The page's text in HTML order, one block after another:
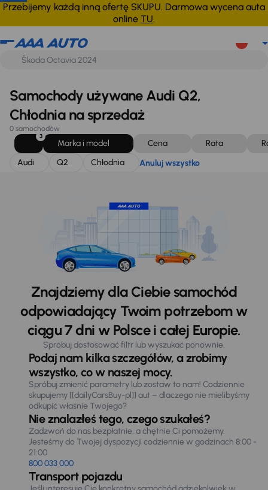
Przebijemy każdą inną ofertę SKUPU. Darmowa wycena auta
online TU.
Audi Q2 Chłodnia Anuluj wszystko
Samochody używane Audi Q2,
Chłodnia na sprzedaż
0 samochodów
3
Marka i model Cena Rata
Audi
Q2 Chłodnia Anuluj wszystko
Znajdziemy dla Ciebie samochód
odpowiadający Twoim potrzebom w
ciągu 7 dni w Polsce i całej Europie.
Spróbuj dostosować filtr lub wyszukać ponownie.
Podaj nam kilka szczegółów, a zrobimy
wszystko, co w naszej mocy.
Spróbuj zmienić parametry lub zostaw to nam! Codziennie
skupujemy [[dailyCarsBuy-pl]] aut – dlaczego nie mielibyśmy
odkupić właśnie Twojego?
Nie znalazłeś tego, czego szukałeś?
Zadzwoń do nas bezpłatnie, a chętnie Ci pomożemy.
Jesteśmy do Twojej dyspozycji codziennie w godzinach 8:00 -
21:00
800 033 000
Transport pojazdu